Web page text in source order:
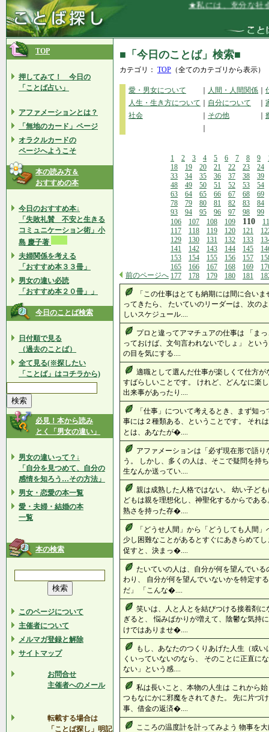
★私には、充分な社会的
TOP
押してみて！ 今日の
「ことば占い」
アファメーションとは？
「無地のカード」ページ
オラクルカードの
ページへようこそ
本の読み方＆
おすすめの本
今日のおすすめ本↓
「失敗礼賛 不安と生きる
コミュニケーション術」小
島 慶子著
夫婦関係を考える
「おすすめ本３３冊」
男女の違い必読
「おすすめ本２０冊」」
今日のことば検索
日付順で見る
（過去のことば）
全て見る(※探したい
「ことば」はコチラから)
必見！本から読み
とく「男女の違い」
男女の違いって？↓
「自分を見つめて、自分の
感情を知ろう…その方法」
男女・恋愛の本一覧
愛・夫婦・結婚の本
一覧
本の検索
このページについて
主催者について
メルマガ登録と解除
サイトマップ
お問合せ
主催者へのメール
転載する場合は
「ことば探し」明記
■「今日のことば」検索■
カテゴリ： TOP （全てのカテゴリから表示）
愛・男女について 人間・人間関係
人生・生き方について
自分について
社会
その他
前のページへ
1 2 3 4 5 6 7 8 9
18
19 20 21 22 23
24
33
34 35 36 37 38
39
48
49 50 51 52 53
54
63
64 65 66 67 68
69
78
79 80 81 82 83
84
93
94 95 96 97 98
99
106
107 108 109 110
117
118 119 120 121
129
130 131 132 133
141
142 143 144 145
153
154 155 156 157
165
166 167 168 169
177
178 179 180 181
「この仕事はとても納期には間に合い
ってきたら、 たいていのリーダーは、次の
しいスケジュール....
プロと違ってアマチュアの仕事は 「ま
っておけば、文句言われないでしょ」 とい
の目を気にする....
適職として選んだ仕事が楽しくて仕方
すばらしいことです。 けれど、どんなに楽
出来事があったり....
「仕事」について考えるとき、まず知
事には２種類ある、ということです。 それ
とは、あなたが�....
アファメーションは「必ず現在形で語
う。 しかし、多くの人は、そこで疑問を持
生なんか送ってい....
親は成熟した人格ではない。 幼い子ど
どもは親を理想化し、神聖化するからであ
熟さを持った存�....
「どうせ人間」から「どうしても人間
少し困難なことがあるとすぐにあきらめて
促すと、決まっ�....
たいていの人は、自分が何を望んでい
わり、 自分が何を望んでいないかを特定す
だ」 「こんな�....
笑いは、人と人とを結びつける接着剤
ぎると、 悩みばかりが増えて、陰鬱な気持
けではありませ�....
もし、あなたのつくりあげた人生（或
くいっていないのなら、 そのことに正直に
ない」という感....
私は長いこと、本物の人生は これから
つもなにかに邪魔をされてきた。 先に片づ
事、借金の返済�....
こころの温度計を計ってみよう 物事を